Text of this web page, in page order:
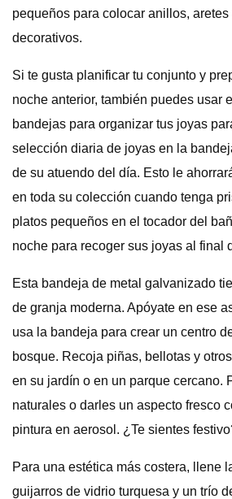
pequeños para colocar anillos,
decorativos.
Si te gusta planificar tu conjunto y
noche anterior, también puedes usar
bandejas para organizar tus joyas
selección diaria de joyas en la
de su atuendo del día. Esto le
en toda su colección cuando tenga
platos pequeños en el tocador del
noche para recoger sus joyas al final
Esta bandeja de metal galvanizado
de granja moderna. Apóyate en ese
usa la bandeja para crear un centro
bosque. Recoja piñas, bellotas y
en su jardín o en un parque cercano.
naturales o darles un aspecto fresco
pintura en aerosol. ¿Te sientes
Para una estética más costera, llene
guijarros de vidrio turquesa y un trío